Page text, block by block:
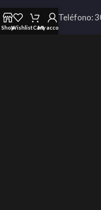
Teléfono:
ShopWishlistCartMy account